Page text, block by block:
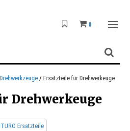
0
Drehwerkzeuge Ersatzteile für Drehwerkeuge
Drehwerkeuge
Ersatzteile